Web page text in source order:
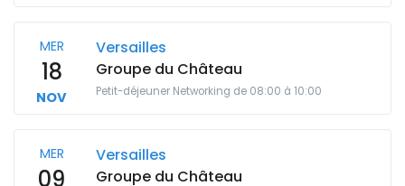
MER
18
NOV
Versailles
Groupe du Château
Petit-déjeuner Networking de 08:00 à 10:00
MER
09
Versailles
Groupe du Château